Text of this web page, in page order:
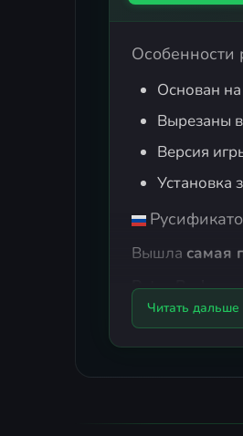
Особенности
Основан на
Вырезаны
Версия
Установка
Вышла самая
Peter Rodgers
Яндекса.
Скачать
Читать дальше